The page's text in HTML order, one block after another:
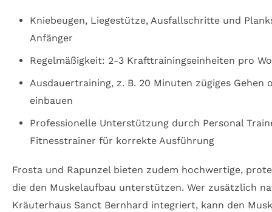
Kniebeugen, Liegestütze, Ausfallschritte und
Anfänger
Regelmäßigkeit: 2-3 Krafttrainingseinheiten pro
Ausdauertraining, z. B. 20 Minuten zügiges Gehen
einbauen
Professionelle Unterstützung durch Personal
Fitnesstrainer für korrekte Ausführung
Frosta und Rapunzel bieten zudem hochwertige,
die den Muskelaufbau unterstützen. Wer zusätzlich
Kräuterhaus Sanct Bernhard integriert, kann den